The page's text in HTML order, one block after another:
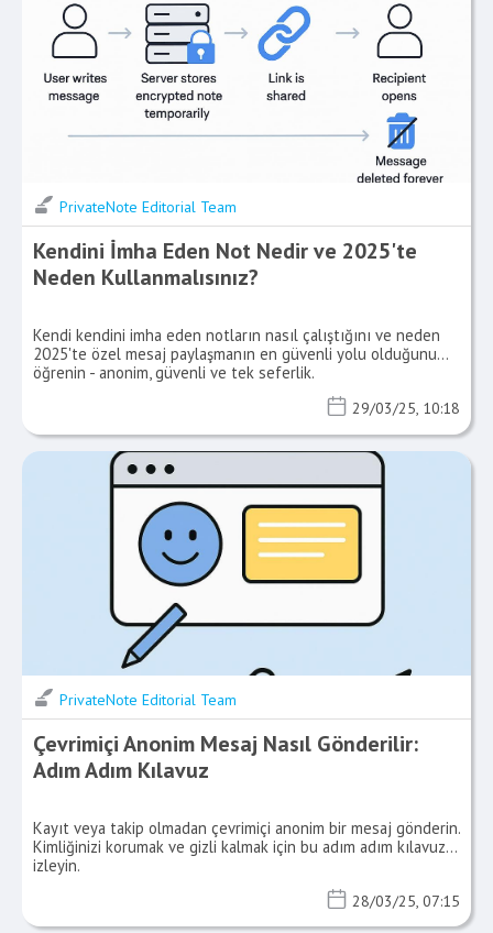
PrivateNote Editorial Team
Kendini İmha Eden Not Nedir ve 2025'te
Neden Kullanmalısınız?
Kendi kendini imha eden notların nasıl çalıştığını ve neden
2025'te özel mesaj paylaşmanın en güvenli yolu olduğunu
öğrenin - anonim, güvenli ve tek seferlik.
29/03/25, 10:18
PrivateNote Editorial Team
Çevrimiçi Anonim Mesaj Nasıl Gönderilir:
Adım Adım Kılavuz
Kayıt veya takip olmadan çevrimiçi anonim bir mesaj gönderin.
Kimliğinizi korumak ve gizli kalmak için bu adım adım kılavuzu
izleyin.
28/03/25, 07:15